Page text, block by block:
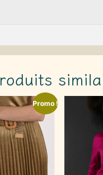
Promo !